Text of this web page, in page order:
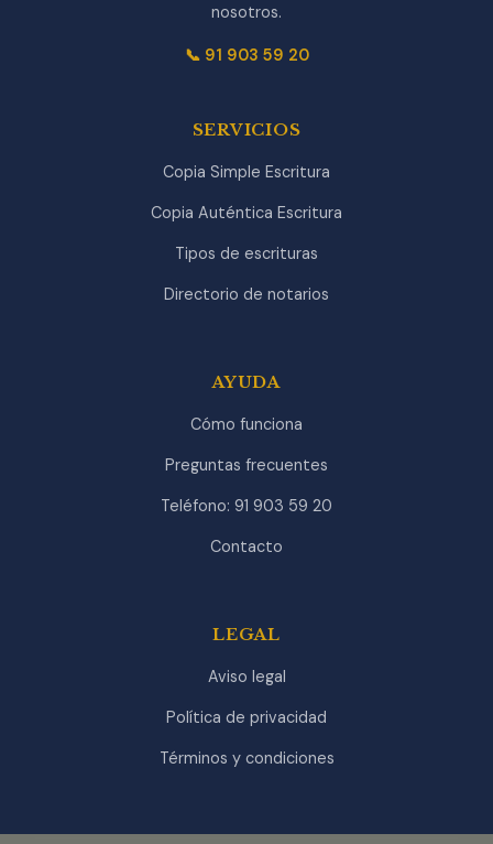
nosotros.
📞 91 903 59 20
SERVICIOS
Copia Simple Escritura
Copia Auténtica Escritura
Tipos de escrituras
Directorio de notarios
AYUDA
Cómo funciona
Preguntas frecuentes
Teléfono: 91 903 59 20
Contacto
LEGAL
Aviso legal
Política de privacidad
Términos y condiciones